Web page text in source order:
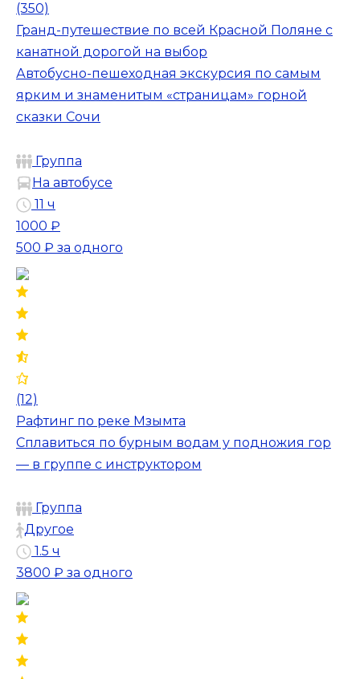
(350)
Гранд-путешествие по всей Красной Поляне с
канатной дорогой на выбор
Автобусно-пешеходная экскурсия по самым
ярким и знаменитым «страницам» горной
сказки Сочи
Группа
На автобусе
11 ч
1000 ₽
500 ₽ за одного
(12)
Рафтинг по реке Мзымта
Сплавиться по бурным водам у подножия гор
— в группе с инструктором
Группа
Другое
1.5 ч
3800 ₽ за одного